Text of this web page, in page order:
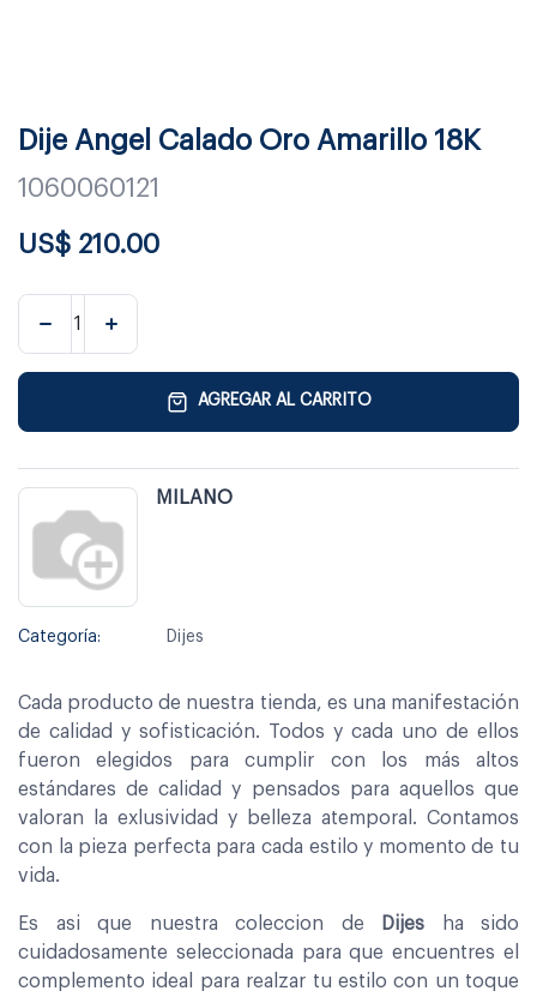
Dije Angel Calado Oro Amarillo 18K
1060060121
US$ 210.00
AGREGAR AL CARRITO
MILANO
Categoría: Dijes
Cada producto de nuestra tienda, es una manifestación
de calidad y sofisticación. Todos y cada uno de ellos
fueron elegidos para cumplir con los más altos
estándares de calidad y pensados para aquellos que
valoran la exlusividad y belleza atemporal. Contamos
con la pieza perfecta para cada estilo y momento de tu
vida.
Es asi que nuestra coleccion de Dijes ha sido
cuidadosamente seleccionada para que encuentres el
complemento ideal para realzar tu estilo con un toque